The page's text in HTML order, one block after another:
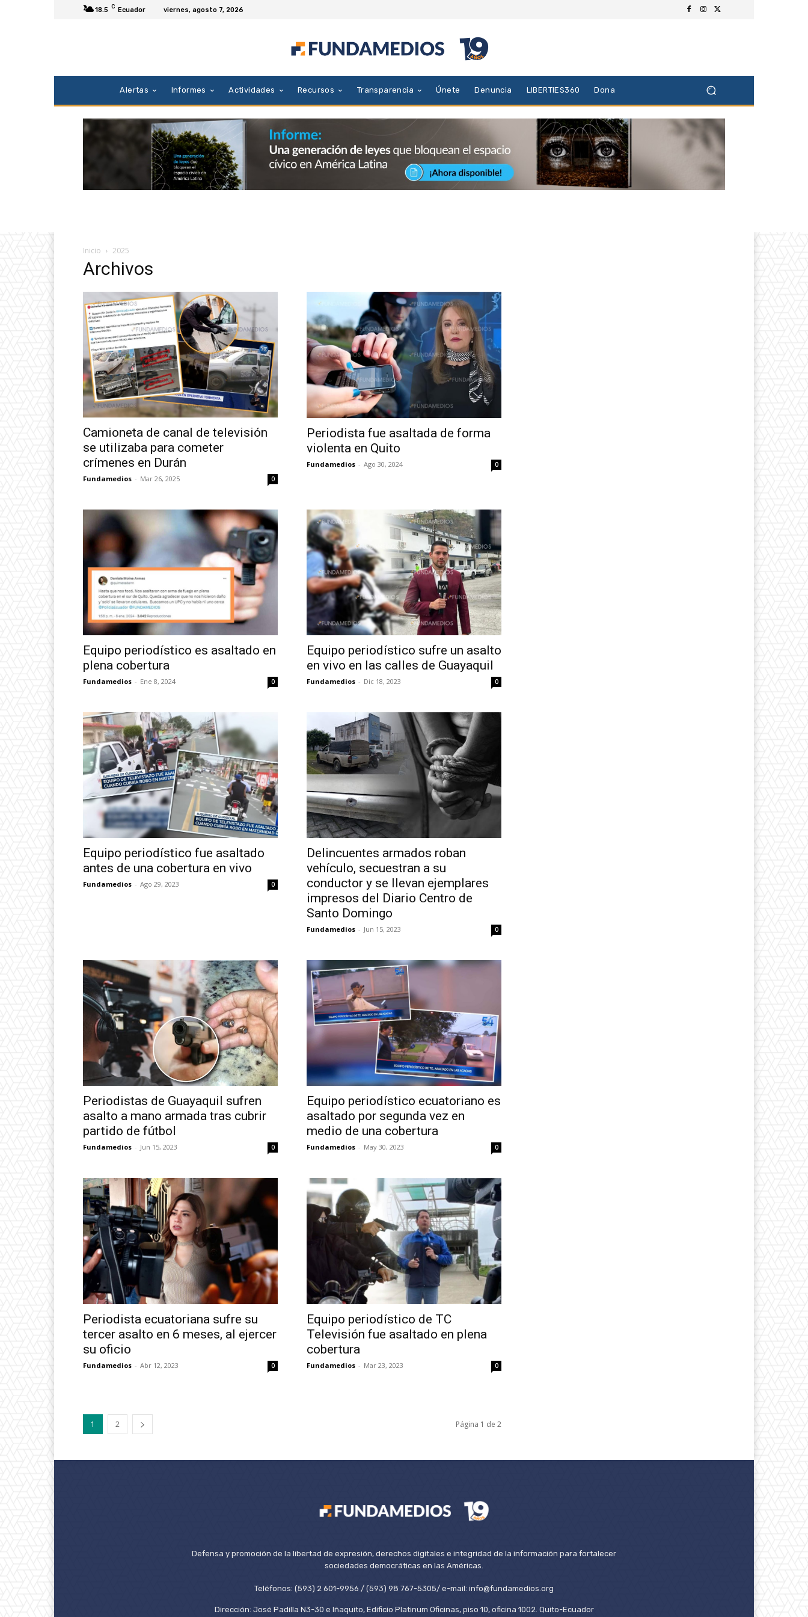
18.5 C Ecuador viernes, agosto 7, 2026
Alertas Informes Actividades Recursos Transparencia Únete Denuncia LIBERTIES360 Dona
Inicio 2025
Archivos
Camioneta de canal de televisión
se utilizaba para cometer
crímenes en Durán
Fundamedios - Mar 26, 2025 0
Periodista fue asaltada de forma
violenta en Quito
Fundamedios - Ago 30, 2024 0
Equipo periodístico es asaltado en
plena cobertura
Fundamedios - Ene 8, 2024 0
Equipo periodístico sufre un asalto
en vivo en las calles de Guayaquil
Fundamedios - Dic 18, 2023 0
Equipo periodístico fue asaltado
antes de una cobertura en vivo
Fundamedios - Ago 29, 2023 0
Delincuentes armados roban
vehículo, secuestran a su
conductor y se llevan ejemplares
impresos del Diario Centro de
Santo Domingo
Fundamedios - Jun 15, 2023 0
Periodistas de Guayaquil sufren
asalto a mano armada tras cubrir
partido de fútbol
Fundamedios - Jun 15, 2023 0
Equipo periodístico ecuatoriano es
asaltado por segunda vez en
medio de una cobertura
Fundamedios - May 30, 2023 0
Periodista ecuatoriana sufre su
tercer asalto en 6 meses, al ejercer
su oficio
Fundamedios - Abr 12, 2023 0
Equipo periodístico de TC
Televisión fue asaltado en plena
cobertura
Fundamedios - Mar 23, 2023 0
1 2 Página 1 de 2
Defensa y promoción de la libertad de expresión, derechos digitales e integridad de la información para fortalecer
sociedades democráticas en las Américas.
Teléfonos: (593) 2 601-9956 / (593) 98 767-5305/ e-mail: info@fundamedios.org
Dirección: José Padilla N3-30 e Iñaquito, Edificio Platinum Oficinas, piso 10, oficina 1002. Quito-Ecuador